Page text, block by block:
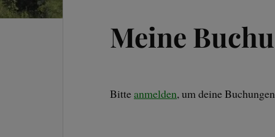
Meine
Bitteanmelden, um deine